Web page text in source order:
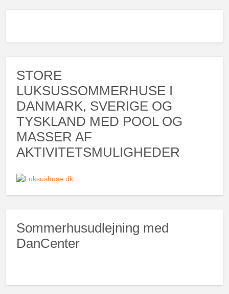
STORE
LUKSUSSOMMERHUSE I
DANMARK, SVERIGE OG
TYSKLAND MED POOL OG
MASSER AF
AKTIVITETSMULIGHEDER
Sommerhusudlejning med
DanCenter